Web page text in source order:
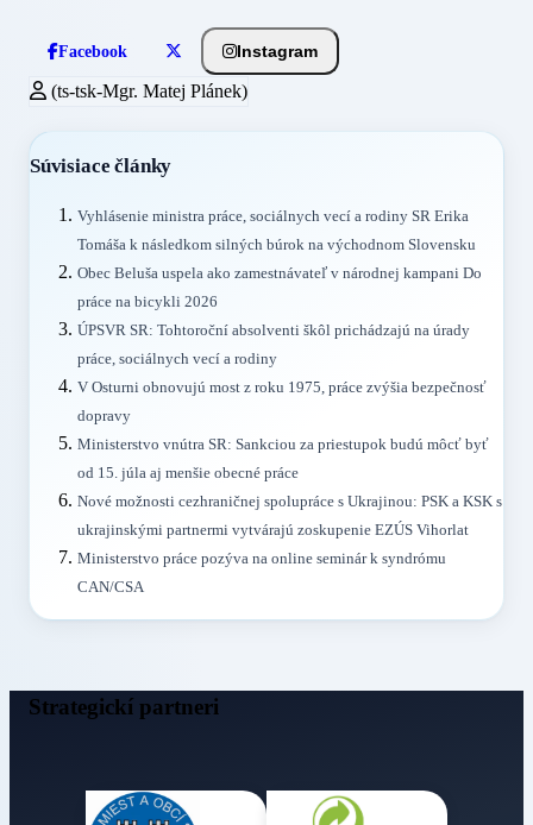
Facebook Instagram
(ts-tsk-Mgr. Matej Plánek)
Súvisiace články
Vyhlásenie ministra práce, sociálnych vecí a rodiny SR Erika
Tomáša k následkom silných búrok na východnom Slovensku
Obec Beluša uspela ako zamestnávateľ v národnej kampani Do
práce na bicykli 2026
ÚPSVR SR: Tohtoroční absolventi škôl prichádzajú na úrady
práce, sociálnych vecí a rodiny
V Osturni obnovujú most z roku 1975, práce zvýšia bezpečnosť
dopravy
Ministerstvo vnútra SR: Sankciou za priestupok budú môcť byť
od 15. júla aj menšie obecné práce
Nové možnosti cezhraničnej spolupráce s Ukrajinou: PSK a KSK s
ukrajinskými partnermi vytvárajú zoskupenie EZÚS Vihorlat
Ministerstvo práce pozýva na online seminár k syndrómu
CAN/CSA
Strategickí partneri